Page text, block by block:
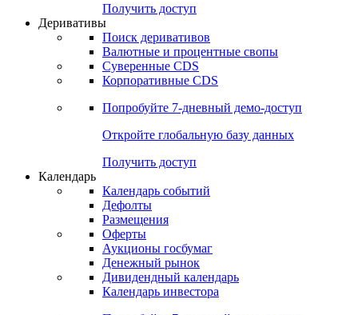
Получить доступ
Деривативы
Поиск деривативов
Валютные и процентные свопы
Суверенные CDS
Корпоративные CDS
Попробуйте 7-дневный демо-доступ
Откройте глобальную базу данных
Получить доступ
Календарь
Календарь событий
Дефолты
Размещения
Оферты
Аукционы госбумаг
Денежный рынок
Дивидендный календарь
Календарь инвестора